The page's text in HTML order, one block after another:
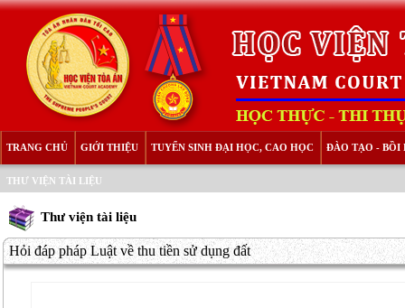
TRANG CHỦ GIỚI THIỆU TUYỂN SINH ĐẠI HỌC, CAO HỌC ĐÀO TẠO - BỒI
THƯ VIỆN TÀI LIỆU
Thư viện tài liệu
Hỏi đáp pháp Luật về thu tiền sử dụng đất